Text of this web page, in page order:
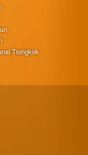
Tiongkok